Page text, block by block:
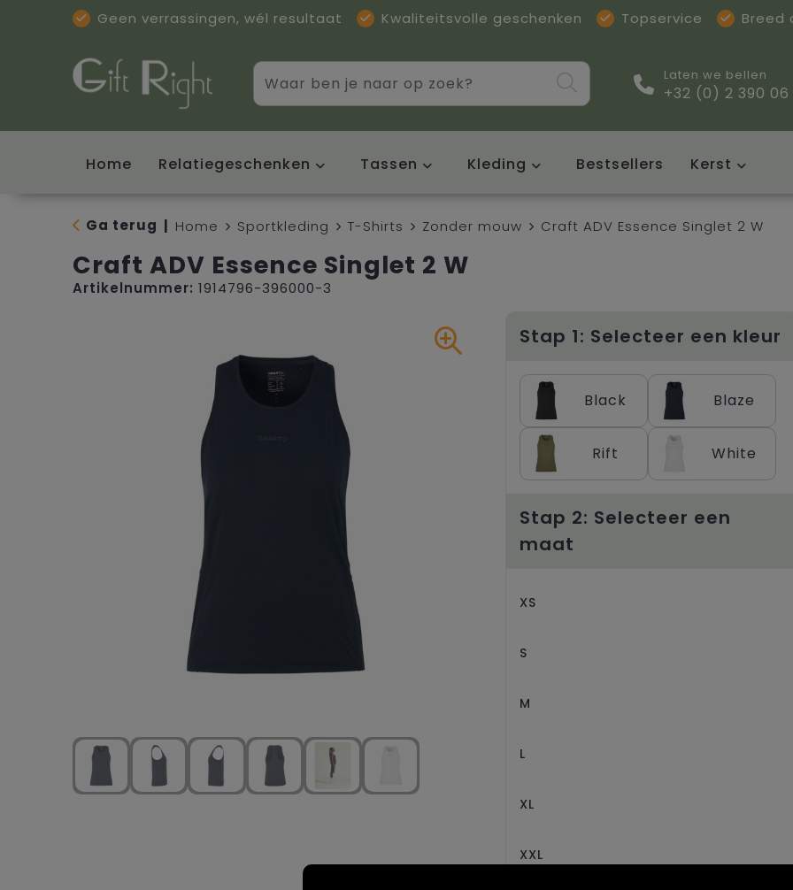
Geen verrassingen, wél resultaat Kwaliteitsvolle geschenken Topservice Breed
Laten we bellen
+32 (0) 2 390 06
Home Relatiegeschenken Tassen Kleding Bestsellers Kerst
Ga terug Home Sportkleding T-Shirts Zonder mouw Craft ADV Essence Singlet 2 W
Craft ADV Essence Singlet 2 W
Artikelnummer: 1914796-396000-3
Stap 1: Selecteer een kleur
Black Blaze
Rift White
Stap 2: Selecteer een
maat
XS
S
M
L
XL
XXL